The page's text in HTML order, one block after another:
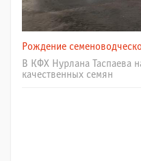
Рождение
В КФХ Нурлана Таспаева
качественных семян